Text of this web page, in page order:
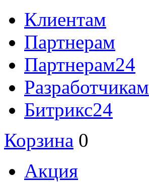
Клиентам
Партнерам
Партнерам24
Разработчикам
Битрикс24
Корзина 0
Акция